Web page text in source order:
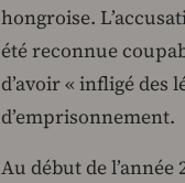
hongroise.
été reconnue
d’avoir « infligé des
d’emprisonnement.
Au début de l’année